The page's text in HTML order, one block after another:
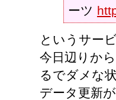
ーツ
というサー
今日辺りか
るでダメな
データ更新